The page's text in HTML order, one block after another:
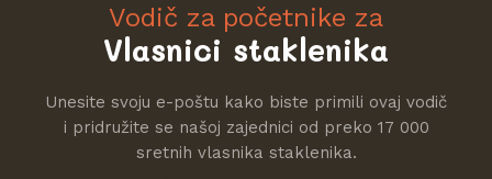
Vodič za početnike za
Vlasnici staklenika
Unesite svoju e-poštu kako biste primili ovaj vodič
i pridružite se našoj zajednici od preko 17 000
sretnih vlasnika staklenika.